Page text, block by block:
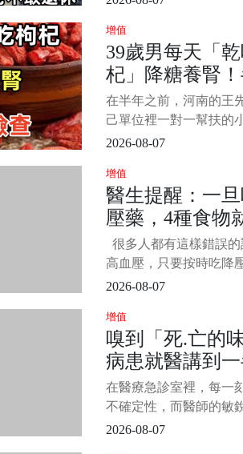
逝，享壽76歲。 這項令
息，由他的摯友鍾志光
今年3月因突發中風而長
彼得，最終仍不敵
增值
39歲男每天「
杞」降糖養腎
檢查「連醫生
在半年之前，河南的王
己單位裡一對一幫扶的
天抱著個保溫杯喝枸杞
生了。 結果，小徒弟跑
裡說了自己的秘密。 原
的小徒弟結婚一年了，
孕。 老婆在網上搜備孕
發現，枸杞可以提高精
2026-08-07
增值
醫生提醒：一
壓藥，4種食物
了，再吃有心梗
很多人都有這樣錯誤
高血壓，只要按時吃降
了，其他的細節沒必要
烈的胸痛，家人將患者
醫生一測血壓發現高達
180/110mmHg，更糟糕
患了急性心肌梗死， 毋
之所以會罹患心梗，與
2026-08-07
增值
嗅到「死.亡的
病患就醫講到
「整個人發黑」
這個預兆一定
在醫療急診室裡，每一
不確定性，而醫師的敏
能挽救生命。 急診科醫
2026-08-07